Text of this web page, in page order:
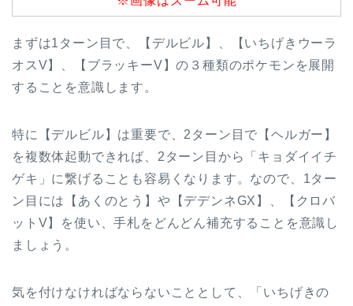
まずは1ターン目で、【デルビル】、【いちげきウーラ
オスV】、【ブラッキーV】の３種類のポケモンを展開
することを意識します。
特に【デルビル】は重要で、2ターン目で【ヘルガー】
を複数体起動できれば、2ターン目から「キョダイイチ
ゲキ」に繋げることも容易くなります。なので、1ター
ン目には【あくのとう】や【デデンネGX】、【クロバ
ットV】を使い、手札をどんどん補充することを意識し
ましょう。
気を付けなければならないこととして、「いちげきの